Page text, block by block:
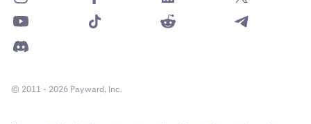
© 2011 - 2026 Payward, Inc.